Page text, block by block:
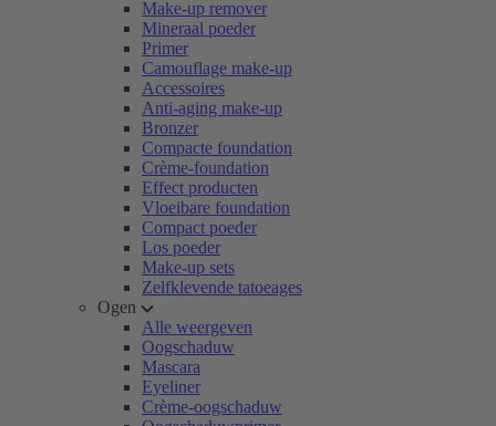
Make-up remover
Mineraal poeder
Primer
Camouflage make-up
Accessoires
Anti-aging make-up
Bronzer
Compacte foundation
Crème-foundation
Effect producten
Vloeibare foundation
Compact poeder
Los poeder
Make-up sets
Zelfklevende tatoeages
Ogen
Alle weergeven
Oogschaduw
Mascara
Eyeliner
Crème-oogschaduw